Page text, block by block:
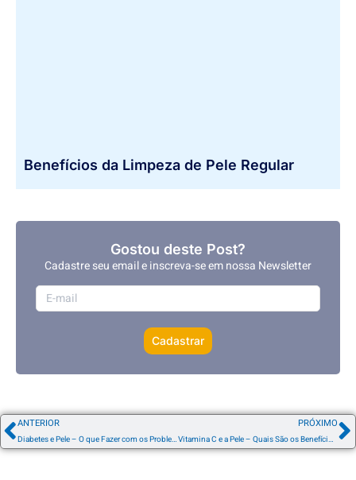
Benefícios da Limpeza de Pele Regular
Gostou deste Post?
Cadastre seu email e inscreva-se em nossa Newsletter
Cadastrar
ANTERIOR
Diabetes e Pele – O que Fazer com os Problemas
PRÓXIMO
Vitamina C e a Pele – Quais São os Benefícios?